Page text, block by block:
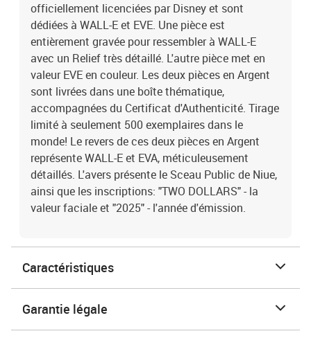
officiellement licenciées par Disney et sont
dédiées à WALL-E et EVE. Une pièce est
entièrement gravée pour ressembler à WALL-E
avec un Relief très détaillé. L'autre pièce met en
valeur EVE en couleur. Les deux pièces en Argent
sont livrées dans une boîte thématique,
accompagnées du Certificat d'Authenticité. Tirage
limité à seulement 500 exemplaires dans le
monde! Le revers de ces deux pièces en Argent
représente WALL-E et EVA, méticuleusement
détaillés. L'avers présente le Sceau Public de Niue,
ainsi que les inscriptions: "TWO DOLLARS" - la
valeur faciale et "2025" - l'année d'émission.
Caractéristiques
Garantie légale